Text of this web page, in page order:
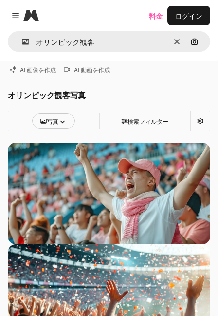
Close menu
Magnific
消去 画像で
料金 ログイン
AI 画像を作成 AI 動画を作成
オリンピック観客写真
写真 検索フィルター